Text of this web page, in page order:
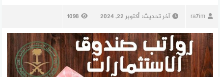
ra7im آخر تحديث: أكتوبر 22, 2024 1098